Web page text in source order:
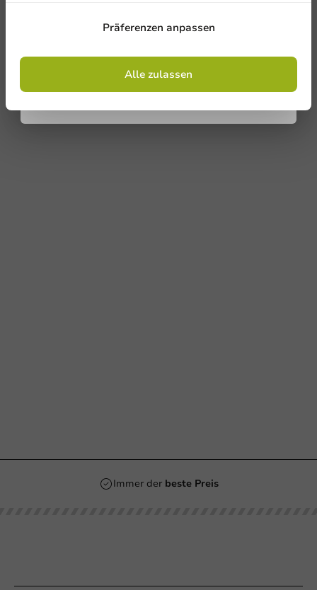
Immer der beste Preis
Präferenzen anpassen
Alle zulassen
denAllgemeinen Geschäftsbedingungen
einverstanden
Datenschutzrichtlinie.